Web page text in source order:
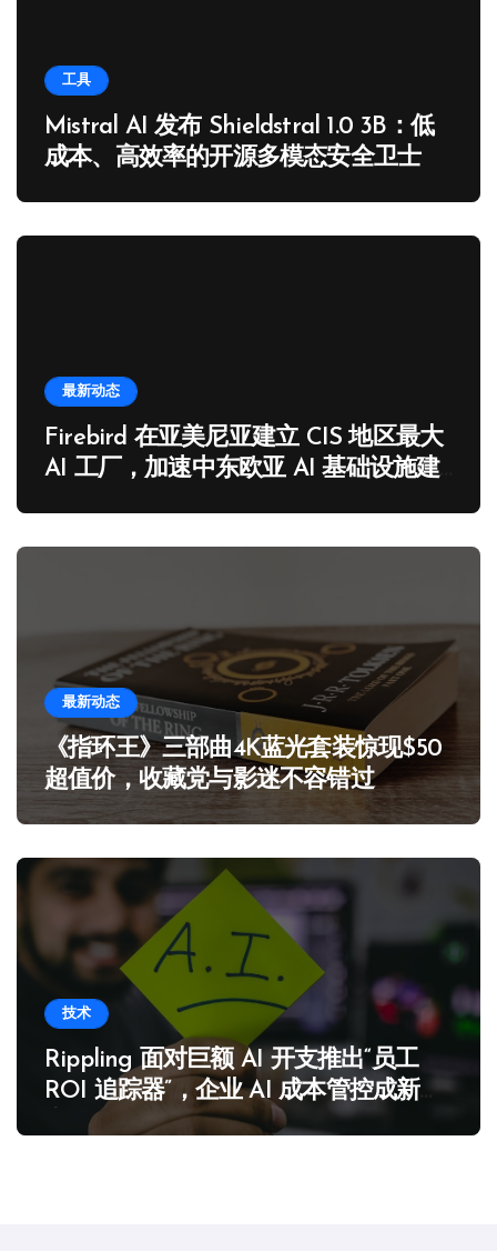
工具
Mistral AI 发布 Shieldstral 1.0 3B：低
成本、高效率的开源多模态安全卫士
最新动态
Firebird 在亚美尼亚建立 CIS 地区最大
AI 工厂，加速中东欧亚 AI 基础设施建
最新动态
《指环王》三部曲4K蓝光套装惊现$50
超值价，收藏党与影迷不容错过
技术
Rippling 面对巨额 AI 开支推出“员工
ROI 追踪器”，企业 AI 成本管控成新焦